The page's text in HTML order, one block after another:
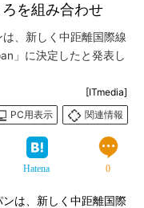
を組み合わせ
、新しく中距離国際線
」に決定したと発表し
[ITmedia]
PC用表示
関連情報
Hatena 0
は、新しく中距離国際